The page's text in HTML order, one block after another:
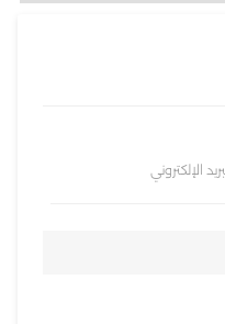
البريد الإلكتروني